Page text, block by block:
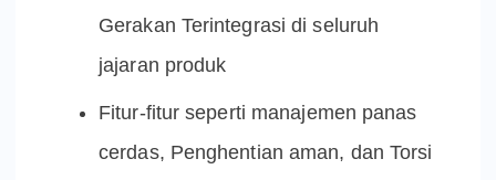
Gerakan Terintegrasi di seluruh
jajaran produk
Fitur-fitur seperti manajemen panas
cerdas, Penghentian aman, dan Torsi